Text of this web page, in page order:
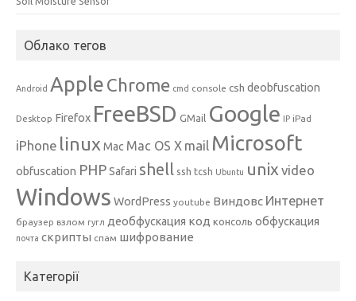
Облако тегов
Android Apple Chrome cmd console csh deobfuscation
Desktop Firefox FreeBSD GMail Google IP iPad
iPhone linux Mac Mac OS X mail Microsoft
obfuscation PHPSafari shell ssh tcsh Ubuntu unix video
Windows WordPress youtube Виндовс Интернет
браузер взлом гугл деобфускация код консоль обфускация
почта скрипты спам шифрование
Категорії